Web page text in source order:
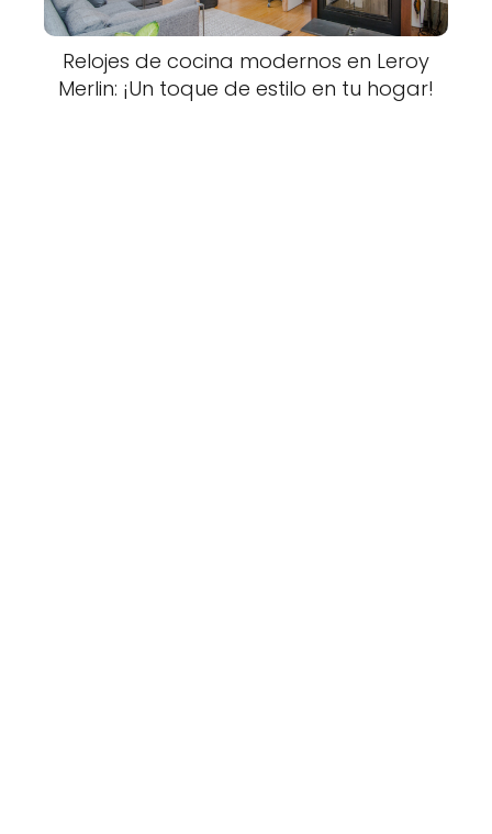
Relojes de cocina modernos en Leroy
Merlin: ¡Un toque de estilo en tu hogar!